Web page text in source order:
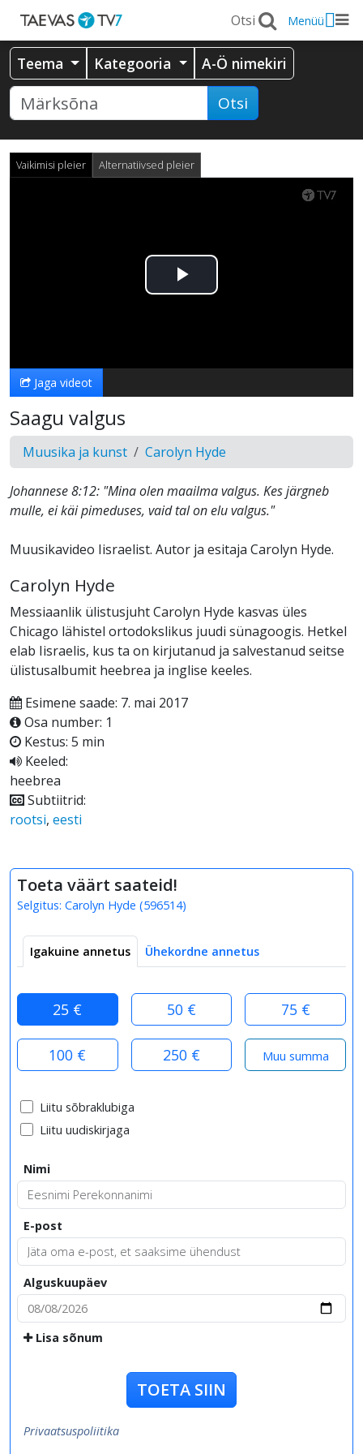
Menüü
Teema Kategooria A-Ö nimekiri
Otsi
Vaikimisi pleier Alternatiivsed pleier
Esita
Jaga videot
Saagu valgus
Muusika ja kunst Carolyn Hyde
Johannese 8:12: "Mina olen maailma valgus. Kes järgneb
mulle, ei käi pimeduses, vaid tal on elu valgus."
Muusikavideo Iisraelist. Autor ja esitaja Carolyn Hyde.
Carolyn Hyde
Messiaanlik ülistusjuht Carolyn Hyde kasvas üles
Chicago lähistel ortodokslikus juudi sünagoogis. Hetkel
elab Iisraelis, kus ta on kirjutanud ja salvestanud seitse
ülistusalbumit heebrea ja inglise keeles.
Esimene saade: 7. mai 2017
Osa number: 1
Kestus: 5 min
Keeled:
heebrea
Subtiitrid:
rootsi, eesti
Toeta väärt saateid!
Selgitus: Carolyn Hyde (596514)
Igakuine annetus Ühekordne annetus
25 € 50 € 75 €
100 € 250 €
Liitu sõbraklubiga
Liitu uudiskirjaga
Nimi
E-post
Alguskuupäev
Lisa sõnum
TOETA SIIN
Privaatsuspoliitika